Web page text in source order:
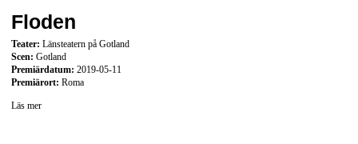
Floden
Teater: Länsteatern på Gotland
Scen: Gotland
Premiärdatum: 2019-05-11
Premiärort: Roma
Läs mer